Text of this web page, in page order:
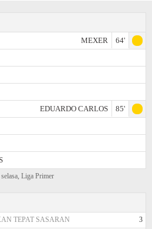
MEXER
64'
EDUARDO CARLOS
85'
Liga Primer
TEPAT SASARAN 3